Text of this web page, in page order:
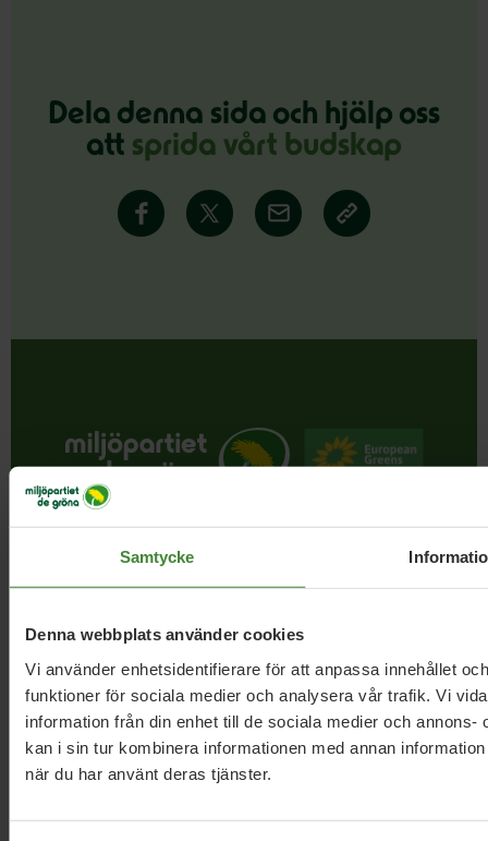
Samtycke
Denna webbplats använder cookies
Vi använder enhetsidentifierare för att anpassa innehållet
funktioner för sociala medier och analysera vår trafik. Vi
information från din enhet till de sociala medier och
kan i sin tur kombinera informationen med annan
när du har använt deras tjänster.
Dela denna sida och hjälp oss
att sprida vårt budskap
I september 1981 bildades Miljöpartiet. Att ett parti satte
miljön främst var helt nytt. Det är det fortfarande. När
Följ oss